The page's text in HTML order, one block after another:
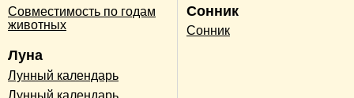
Совместимость по годам
животных
Луна
Лунный календарь
Лунный календарь
Сонник
Сонник